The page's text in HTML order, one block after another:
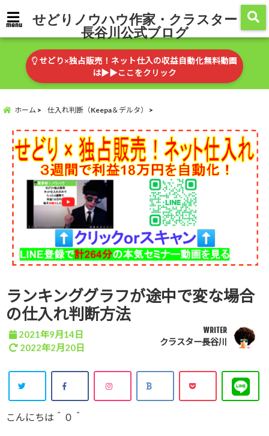
menu せどりノウハウ作家・クラスター
長谷川公式ブログ
せどり×独占販売！ネット仕入の収益自動化無料動画
は▶︎▶︎ここをクリック
ホーム 仕入れ判断（Keepa＆デルタ）
ランキンググラフが途中で変な場合
の仕入れ判断方法
2021年9月14日
2022年2月20日
WRITER
クラスター長谷川
こんにちは＾０＾